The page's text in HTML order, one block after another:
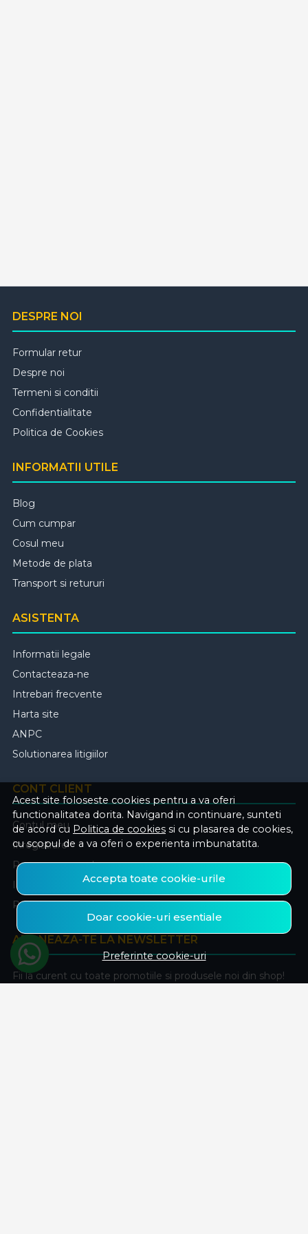
Acest site foloseste cookies pentru a va oferi
functionalitatea dorita. Navigand in continuare, sunteti
de acord cu Politica de cookies si cu plasarea de cookies,
cu scopul de a va oferi o experienta imbunatatita.
Accepta toate cookie-urile
Doar cookie-uri esentiale
Preferinte cookie-uri
DESPRE NOI
Formular retur
Despre noi
Termeni si conditii
Confidentialitate
Politica de Cookies
INFORMATII UTILE
Blog
Cum cumpar
Cosul meu
Metode de plata
Transport si retururi
ASISTENTA
Informatii legale
Contacteaza-ne
Intrebari frecvente
Harta site
ANPC
Solutionarea litigiilor
CONT CLIENT
Contul meu
Inregistrare
Recuperare parola
Istoric comenzi
Produse favorite
ABONEAZA-TE LA NEWSLETTER
Fii la curent cu toate promotiile si produsele noi din shop!